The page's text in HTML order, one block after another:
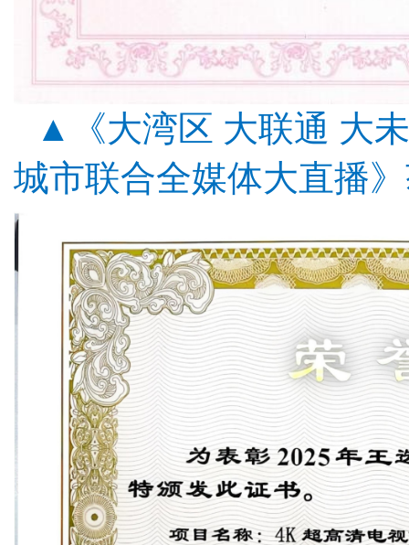
▲《大湾区 大联通 大
城市联合全媒体大直播